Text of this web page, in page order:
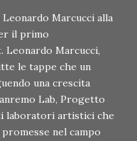
Marcucci alla
il primo
Marcucci,
le tappe che un
una crescita
Lab, Progetto
laboratori artistici che
nel campo